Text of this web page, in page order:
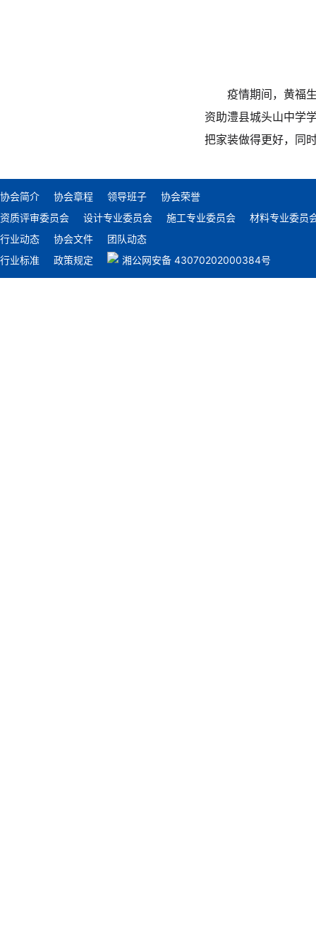
疫情期间，黄福
资助澧县城头山中学
把家装做得更好，同
协会简介 协会章程 领导班子
协会荣誉
资质评审委员会
设计专业委员会 施工专业委员会
材料专业委员
行业动态
协会文件
团队动态
行业标准
政策规定 湘公网安备 43070202000384号